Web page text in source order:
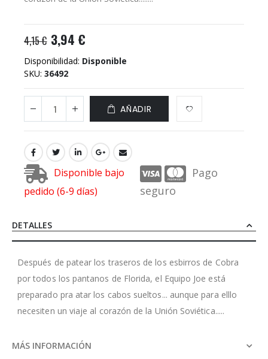
4,15 € 3,94 €
Disponibilidad: Disponible
SKU 36492
AÑADIR
Disponible bajo
pedido (6-9 días)
Pago
seguro
DETALLES
Después de patear los traseros de los esbirros de Cobra
por todos los pantanos de Florida, el Equipo Joe está
preparado pra atar los cabos sueltos... aunque para elllo
necesiten un viaje al corazón de la Unión Soviética.....
MÁS INFORMACIÓN